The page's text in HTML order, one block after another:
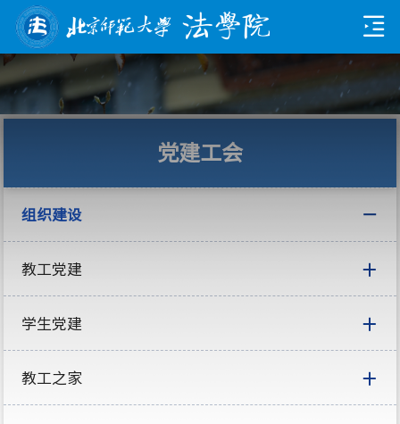
党建工会
组织建设
教工党建
学生党建
教工之家